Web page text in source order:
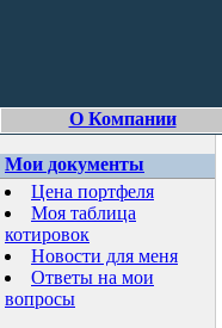
О Компании
Мои документы
Цена портфеля
Моя таблица
котировок
Новости для меня
Ответы на мои
вопросы